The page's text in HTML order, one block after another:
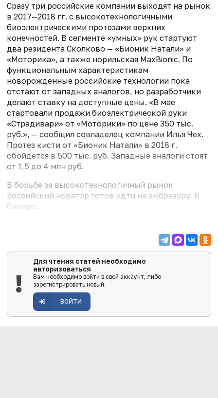
Сразу три российские компании выходят на рынок
в 2017—2018 гг. с высокотехнологичными
биоэлектрическими протезами верхних
конечностей. В сегменте «умных» рук стартуют
два резидента Сколково — «Бионик Натали» и
«Моторика», а также норильская MaxBionic. По
функциональным характеристикам
новорожденные российские технологии пока
отстают от западных аналогов, но разработчики
делают ставку на доступные цены. «В мае
стартовали продажи биоэлектрической руки
«Страдивари» от «Моторики» по цене 350 тыс.
руб.», — сообщил совладелец компании Илья Чех.
Протез кисти от «Бионик Натали» в 2018 г.
обойдется в 500 тыс. руб. Западные аналоги стоят
от 1,5 до 4 млн руб.
В борьбе за высокотехнологичный рынок
российский новатор готов идти на амбразуру. В
биопро...
Для чтения статей необходимо
авторизоваться
Вам необходимо войти в свой аккаунт, либо
зарегистрировать новый.
ВОЙТИ